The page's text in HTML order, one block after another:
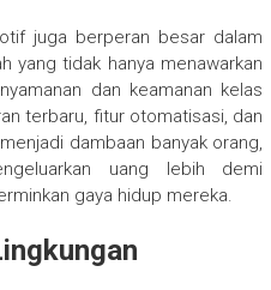
juga berperan besar dalam
yang tidak hanya menawarkan
dan keamanan kelas
terbaru, fitur otomatisasi, dan
dambaan banyak orang,
uang lebih demi
gaya hidup mereka.